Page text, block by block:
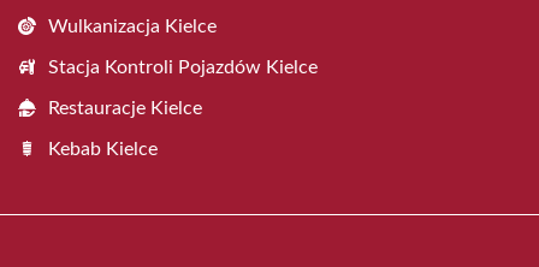
Wulkanizacja Kielce
Stacja Kontroli Pojazdów Kielce
Restauracje Kielce
Kebab Kielce